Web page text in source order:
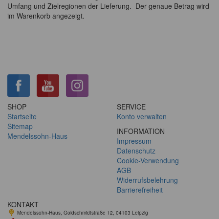
Umfang und Zielregionen der Lieferung. Der genaue Betrag wird
im Warenkorb angezeigt.
SHOP
Startseite
Sitemap
Mendelssohn-Haus
SERVICE
Konto verwalten
INFORMATION
Impressum
Datenschutz
Cookie-Verwendung
AGB
Widerrufsbelehrung
Barrierefreiheit
KONTAKT
Mendelssohn-Haus, Goldschmidtstraße 12, 04103 Leipzig